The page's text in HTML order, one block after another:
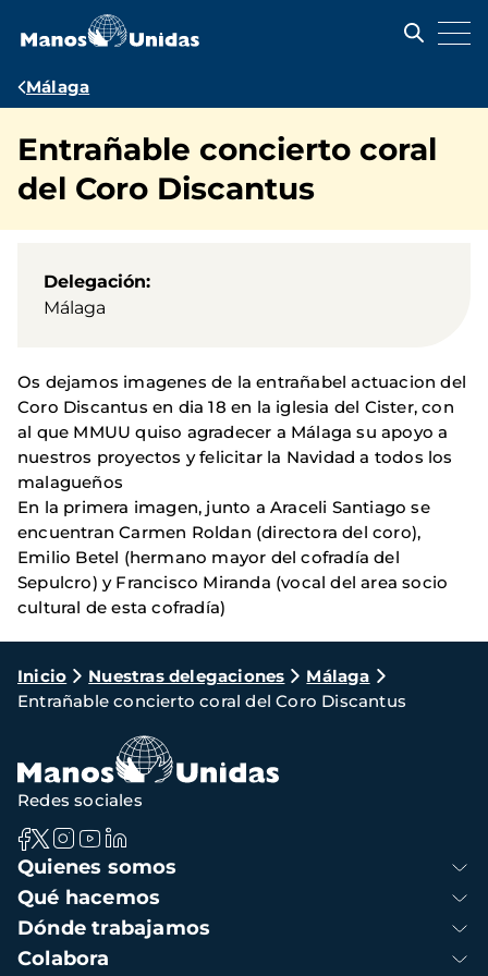
contenido
Ruta
navegación
Málaga
Entrañable concierto coral
del Coro Discantus
Delegación
Málaga
Os dejamos imagenes de la entrañabel actuacion del
Coro Discantus en dia 18 en la iglesia del Cister, con
al que MMUU quiso agradecer a Málaga su apoyo a
nuestros proyectos y felicitar la Navidad a todos los
malagueños
En la primera imagen, junto a Araceli Santiago se
encuentran Carmen Roldan (directora del coro),
Emilio Betel (hermano mayor del cofradía del
Sepulcro) y Francisco Miranda (vocal del area socio
cultural de esta cofradía)
Ruta
de
navegación
Inicio Nuestras delegaciones
Málaga
Entrañable concierto coral del Coro Discantus
Navegación
principal
Quienes somos
Qué hacemos
Dónde trabajamos
Colabora
Redes sociales